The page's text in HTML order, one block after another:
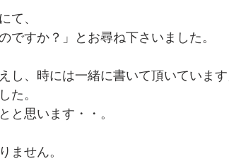
て、
すか？」とお尋ね下さいました。
し、時には一緒に書いて頂いていま
た。
と思います・・。
ません。